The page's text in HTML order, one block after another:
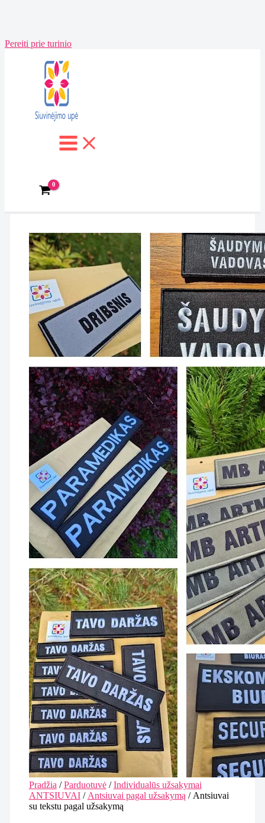
Pereiti prie turinio
Pradžia/Parduotuvė/Individualūs užsakymai
ANTSIUVAI/Antsiuvai pagal užsakymą/ Antsiuvai
su tekstu pagal užsakymą